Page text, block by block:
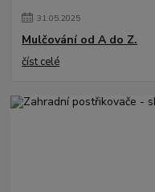
31.05.2025
Mulčování od A do Z.
číst celé